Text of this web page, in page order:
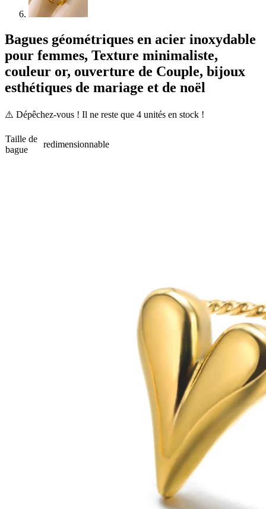
Bagues géométriques en acier inoxydable
pour femmes, Texture minimaliste,
couleur or, ouverture de Couple, bijoux
esthétiques de mariage et de noël
⚠️ Dépêchez-vous ! Il ne reste que 4 unités en stock !
Taille de
bague
redimensionnable